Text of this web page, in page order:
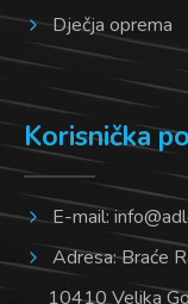
Dječja oprema
Korisnička
E-mail:
Adresa: Braće
10410 Velika